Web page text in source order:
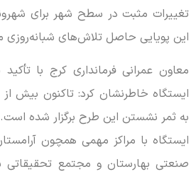
تغییرات مثبت در سطح شهر برای
این پویایی حاصل تلاش‌های
معاون عمرانی فرمانداری کرج با
به ثمر نشستن این طرح برگزار شده
ایستگاه با مراکز مهمی همچون
صنعتی بهارستان و مجتمع تحقیقاتی